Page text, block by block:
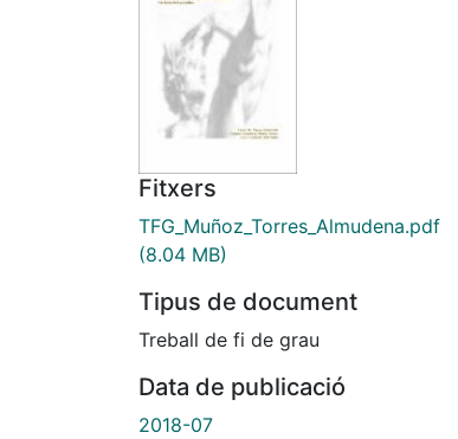
Fitxers
TFG_Muñoz_Torres_Almudena.pdf
(8.04 MB)
Tipus de document
Treball de fi de grau
Data de publicació
2018-07